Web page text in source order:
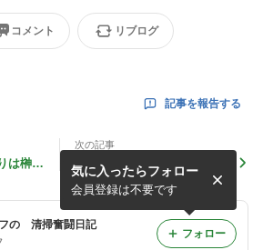
コメント リブログ
記事を報告する
は榊輝
次の記事
1年の汚れをリセットし、新
たな気持ちで新年を迎えませ
んか！
の 清掃奮闘日記
気に入ったらフォロー
会員登録は不要です
フォロー